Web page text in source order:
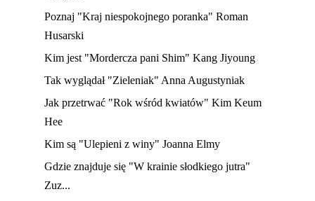
Poznaj "Kraj niespokojnego poranka" Roman
Husarski
Kim jest "Mordercza pani Shim" Kang Jiyoung
Tak wyglądał "Zieleniak" Anna Augustyniak
Jak przetrwać "Rok wśród kwiatów" Kim Keum
Hee
Kim są "Ulepieni z winy" Joanna Elmy
Gdzie znajduje się "W krainie słodkiego jutra"
Zuz...